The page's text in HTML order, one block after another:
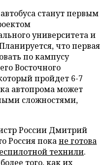
станут первым
университета и
что первая
по кампусу
Восточного
пройдет 6-7
автопрома может
сложностями,
России Дмитрий
Россия покане готова
технили.
того, как их